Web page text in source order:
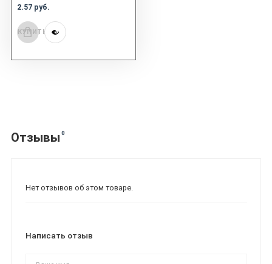
2.57 руб.
КУПИТЬ
Отзывы 0
Нет отзывов об этом товаре.
Написать отзыв